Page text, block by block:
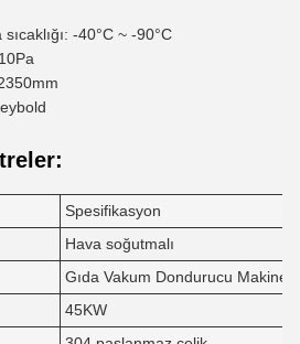
-40°C ~ -90°C
Spesifikasyon
Hava soğutmalı
Gıda Vakum Dondurucu Makine
45KW